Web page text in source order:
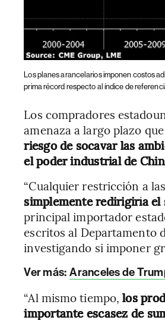
Los planes arancelarios imponen costos
prima récord respecto al índice de
Los compradores
amenaza a largo plazo
riesgo de socavar las
el poder industrial de
“Cualquier restricción a
simplemente redirigiría
principal importador
escritos al Departamento
investigando si imponer
Ver más: Aranceles de
“Al mismo tiempo,los
importante escasez de